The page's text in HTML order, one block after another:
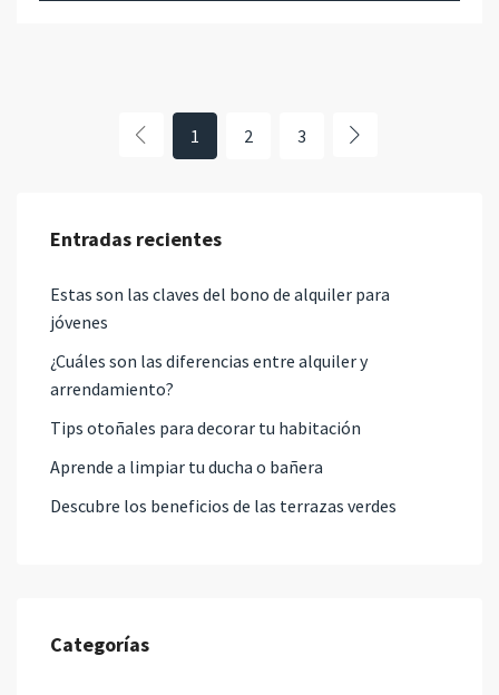
1 2 3
Entradas recientes
Estas son las claves del bono de alquiler para
jóvenes
¿Cuáles son las diferencias entre alquiler y
arrendamiento?
Tips otoñales para decorar tu habitación
Aprende a limpiar tu ducha o bañera
Descubre los beneficios de las terrazas verdes
Categorías